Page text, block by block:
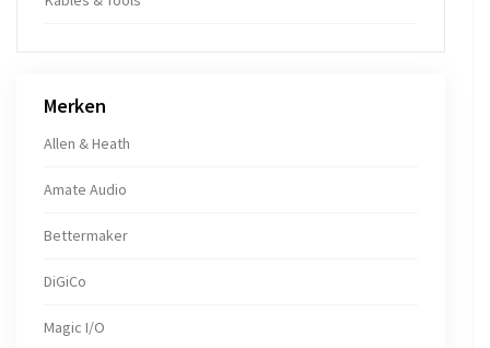
Merken
Allen & Heath
Amate Audio
Bettermaker
DiGiCo
Magic I/O